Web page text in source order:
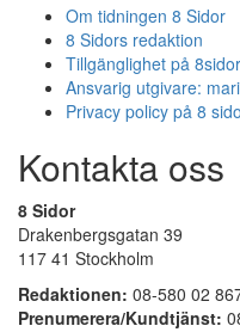
Om tidningen 8 Sidor
8 Sidors redaktion
Tillgänglighet på
Ansvarig utgivare:
Privacy policy på 8
Kontakta oss
8 Sidor
Drakenbergsgatan 39
117 41 Stockholm
Redaktionen: 08-580 02
Prenumerera/Kundtjänst: